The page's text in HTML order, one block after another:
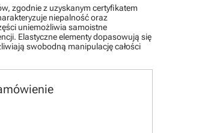
zgodnie z uzyskanym certyfikatem
niepalność oraz
uniemożliwia samoistne
Elastyczne elementy dopasowują się
swobodną manipulację całości